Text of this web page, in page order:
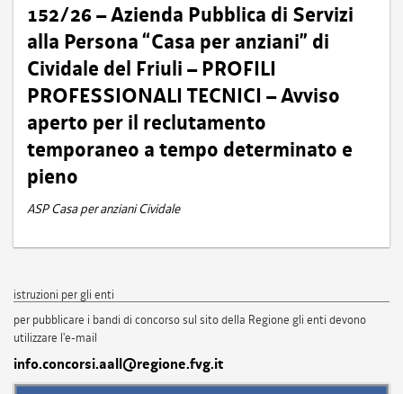
152/26 – Azienda Pubblica di Servizi
alla Persona “Casa per anziani” di
Cividale del Friuli – PROFILI
PROFESSIONALI TECNICI – Avviso
aperto per il reclutamento
temporaneo a tempo determinato e
pieno
ASP Casa per anziani Cividale
istruzioni per gli enti
per pubblicare i bandi di concorso sul sito della Regione gli enti devono
utilizzare l'e-mail
info.concorsi.aall@regione.fvg.it